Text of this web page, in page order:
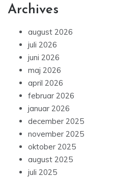
Archives
august 2026
juli 2026
juni 2026
maj 2026
april 2026
februar 2026
januar 2026
december 2025
november 2025
oktober 2025
august 2025
juli 2025